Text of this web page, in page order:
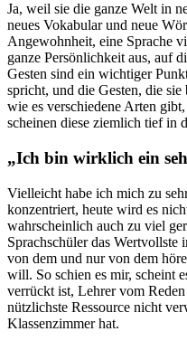
Ja, weil sie die ganze Welt in
neues Vokabular und neue
Angewohnheit, eine Sprache
ganze Persönlichkeit aus, auf
Gesten sind ein wichtiger
spricht, und die Gesten, die
wie es verschiedene Arten
scheinen diese ziemlich tief in
„Ich bin wirklich ein
Vielleicht habe ich mich zu
konzentriert, heute wird es
wahrscheinlich auch zu viel
Sprachschüler das Wertvollste
von dem und nur von dem
will. So schien es mir, scheint
verrückt ist, Lehrer vom
nützlichste Ressource nicht
Klassenzimmer hat.